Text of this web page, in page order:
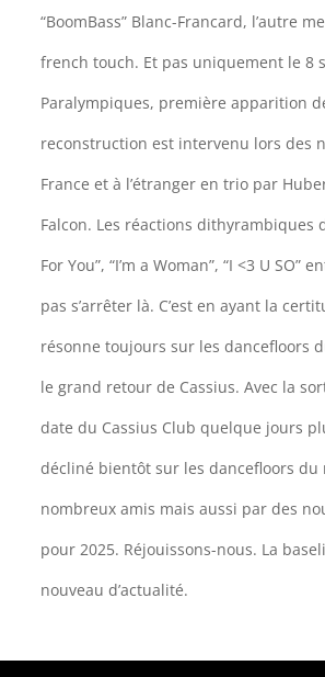
“BoomBass” Blanc-Francard, l’autre
french touch. Et pas uniquement le 8
Paralympiques, première apparition
reconstruction est intervenu lors des
France et à l’étranger en trio par
Falcon. Les réactions dithyrambiques
For You”, “I’m a Woman”, “I <3 U
pas s’arrêter là. C’est en ayant la
résonne toujours sur les dancefloors
le grand retour de Cassius. Avec la
date du Cassius Club quelque jours
décliné bientôt sur les dancefloors
nombreux amis mais aussi par des
pour 2025. Réjouissons-nous. La
nouveau d’actualité.